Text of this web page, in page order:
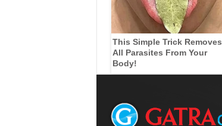
This Simple Trick Removes
All Parasites From Your
Body!